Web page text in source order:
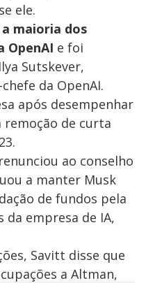
ele.
maioria dos
OpenAI e foi
Sutskever,
da OpenAI.
após desempenhar
de curta
ao conselho
a manter Musk
de fundos pela
empresa de IA,
Savitt disse que
a Altman,